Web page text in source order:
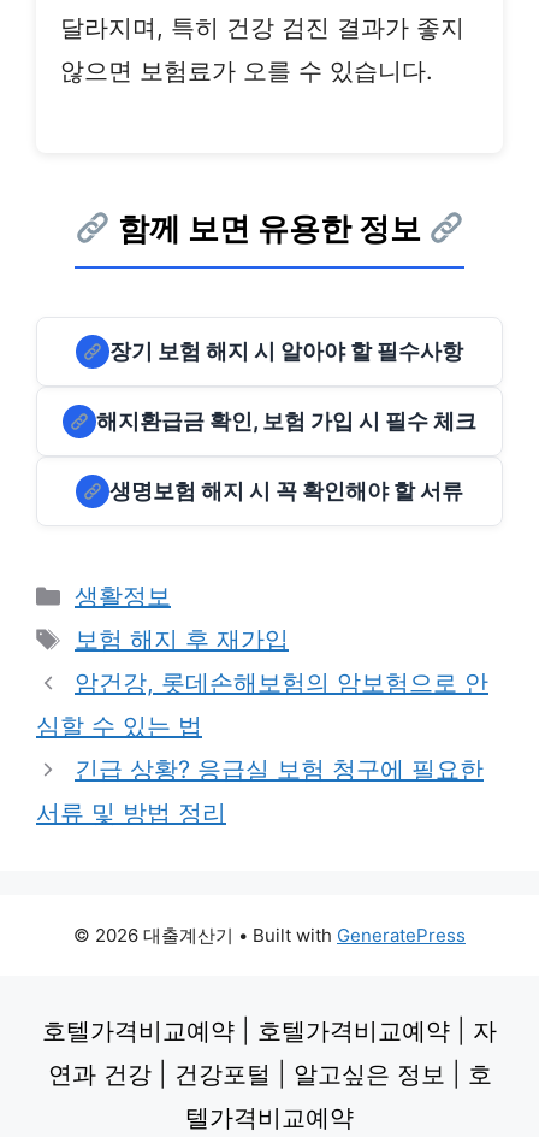
달라지며, 특히 건강 검진 결과가 좋지
않으면 보험료가 오를 수 있습니다.
함께 보면 유용한 정보
장기 보험 해지 시 알아야 할 필수사항
해지환급금 확인, 보험 가입 시 필수 체크
생명보험 해지 시 꼭 확인해야 할 서류
Categories
생활정보
Tags
보험 해지 후 재가입
암건강, 롯데손해보험의 암보험으로 안
심할 수 있는 법
긴급 상황? 응급실 보험 청구에 필요한
서류 및 방법 정리
© 2026 대출계산기 • Built with GeneratePress
호텔가격비교예약 호텔가격비교예약
자
연과 건강| 건강포털 알고싶은 정보
호
텔가격비교예약